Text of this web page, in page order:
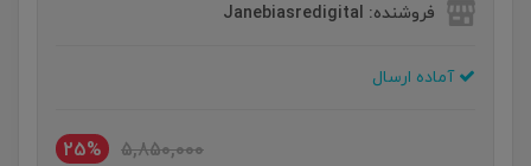
فروشنده: Janebiasredigital
آماده ارسال
5,850,000
25%